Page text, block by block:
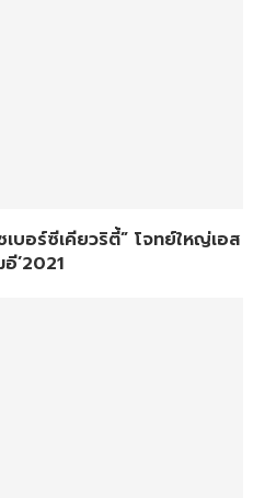
บอร์ซีเคียวริตี้” โจทย์ใหญ่เอส
อี’2021